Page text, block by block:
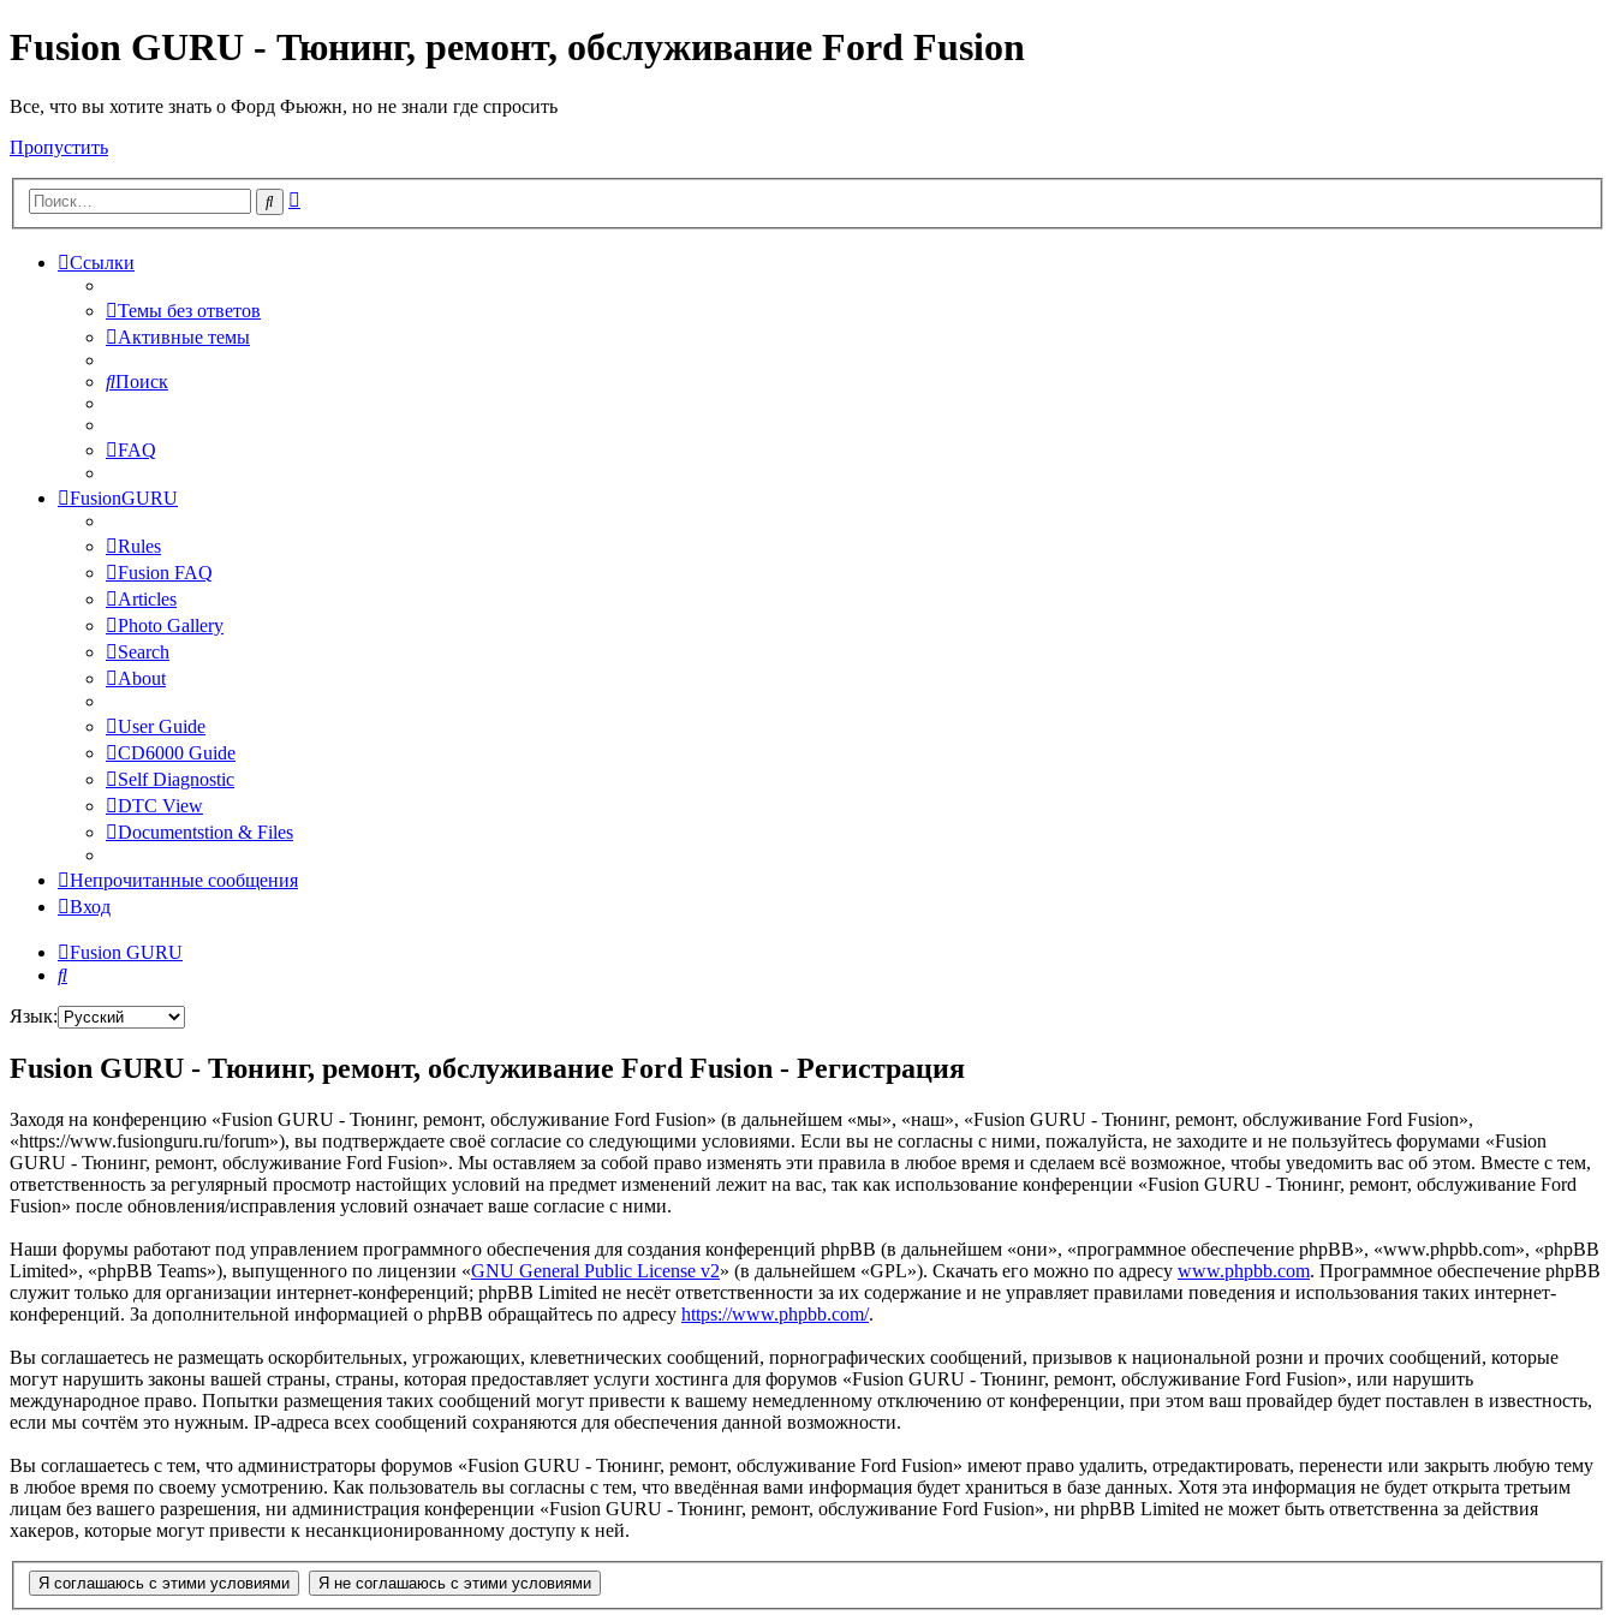
Fusion GURU - Тюнинг, ремонт, обслуживание Ford Fusion
Все, что вы хотите знать о Форд Фьюжн, но не знали где спросить
Пропустить
Поиск
Ссылки
Темы без ответов
Активные темы
Поиск
FAQ
FusionGURU
Rules
Fusion FAQ
Articles
Photo Gallery
Search
About
User Guide
CD6000 Guide
Self Diagnostic
DTC View
Documentstion & Files
Непрочитанные сообщения
Вход
Fusion GURU
Поиск
Язык:
Fusion GURU - Тюнинг, ремонт, обслуживание Ford Fusion - Регистрация
Заходя на конференцию «Fusion GURU - Тюнинг, ремонт, обслуживание Ford Fusion» (в дальнейшем «мы», «наш», «Fusion GURU - Тюнинг, ремонт, обслуживание Ford Fusion»,
«https://www.fusionguru.ru/forum»), вы подтверждаете своё согласие со следующими условиями. Если вы не согласны с ними, пожалуйста, не заходите и не пользуйтесь форумами «Fusion
GURU - Тюнинг, ремонт, обслуживание Ford Fusion». Мы оставляем за собой право изменять эти правила в любое время и сделаем всё возможное, чтобы уведомить вас об этом. Вместе с тем,
ответственность за регулярный просмотр настойщих условий на предмет изменений лежит на вас, так как использование конференции «Fusion GURU - Тюнинг, ремонт, обслуживание Ford
Fusion» после обновления/исправления условий означает ваше согласие с ними.
Наши форумы работают под управлением программного обеспечения для создания конференций phpBB (в дальнейшем «они», «программное обеспечение phpBB», «www.phpbb.com», «phpBB
Limited», «phpBB Teams»), выпущенного по лицензии «GNU General Public License v2» (в дальнейшем «GPL»). Скачать его можно по адресу www.phpbb.com. Программное обеспечение phpBB
служит только для организации интернет-конференций; phpBB Limited не несёт ответственности за их содержание и не управляет правилами поведения и использования таких интернет-
конференций. За дополнительной информацией о phpBB обращайтесь по адресу https://www.phpbb.com/.
Вы соглашаетесь не размещать оскорбительных, угрожающих, клеветнических сообщений, порнографических сообщений, призывов к национальной розни и прочих сообщений, которые
могут нарушить законы вашей страны, страны, которая предоставляет услуги хостинга для форумов «Fusion GURU - Тюнинг, ремонт, обслуживание Ford Fusion», или нарушить
международное право. Попытки размещения таких сообщений могут привести к вашему немедленному отключению от конференции, при этом ваш провайдер будет поставлен в известность,
если мы сочтём это нужным. IP-адреса всех сообщений сохраняются для обеспечения данной возможности.
Вы соглашаетесь с тем, что администраторы форумов «Fusion GURU - Тюнинг, ремонт, обслуживание Ford Fusion» имеют право удалить, отредактировать, перенести или закрыть любую тему
в любое время по своему усмотрению. Как пользователь вы согласны с тем, что введённая вами информация будет храниться в базе данных. Хотя эта информация не будет открыта третьим
лицам без вашего разрешения, ни администрация конференции «Fusion GURU - Тюнинг, ремонт, обслуживание Ford Fusion», ни phpBB Limited не может быть ответственна за действия
хакеров, которые могут привести к несанкционированному доступу к ней.